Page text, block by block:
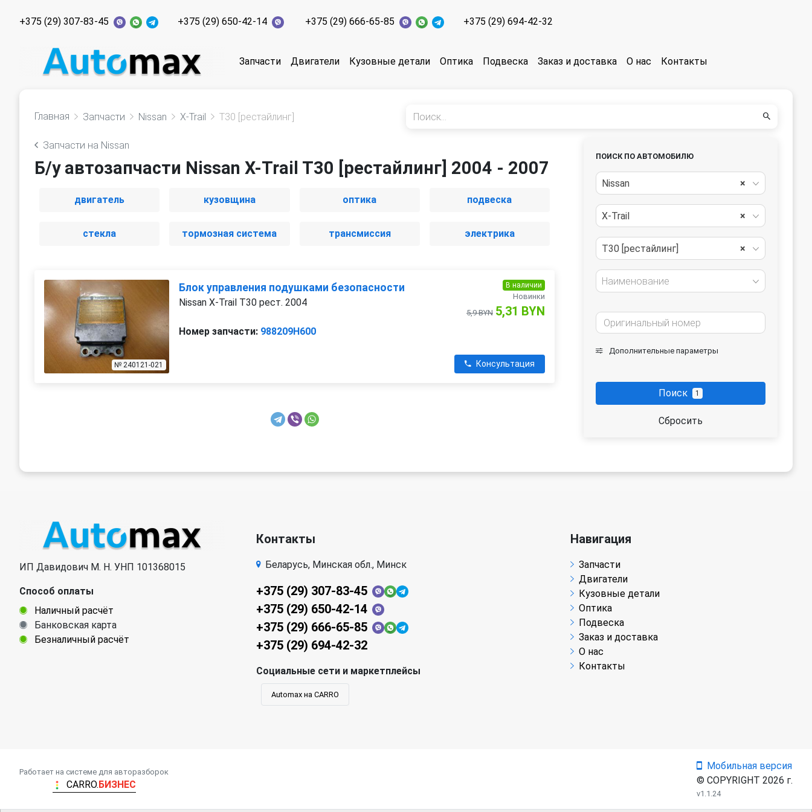
+375 (29) 307-83-45 +375 (29) 650-42-14 +375 (29) 666-65-85 +375 (29) 694-42-32
Запчасти Двигатели Кузовные детали Оптика Подвеска Заказ и доставка О нас Контакты
Главная Запчасти Nissan X-Trail T30 [рестайлинг]
Запчасти на Nissan
Б/у автозапчасти Nissan X-Trail T30 [рестайлинг] 2004 - 2007
двигатель кузовщина оптика подвеска
стекла тормозная система трансмиссия электрика
№ 240121-021
Блок управления подушками безопасности
Nissan X-Trail T30 рест. 2004
Номер запчасти: 988209H600
В наличии
Новинки
5,9 BYN 5,31 BYN
Консультация
ПОИСК ПО АВТОМОБИЛЮ
×
Nissan
×
X-Trail
×
T30 [рестайлинг]
Наименование
Дополнительные параметры
Поиск 1
Сбросить
ИП Давидович М. Н. УНП 101368015
Способ оплаты
Наличный расчёт
Банковская карта
Безналичный расчёт
Контакты
Беларусь, Минская обл., Минск
+375 (29) 307-83-45
+375 (29) 650-42-14
+375 (29) 666-65-85
+375 (29) 694-42-32
Социальные сети и маркетплейсы
Automax на CARRO
Навигация
Запчасти
Двигатели
Кузовные детали
Оптика
Подвеска
Заказ и доставка
О нас
Контакты
Работает на системе для авторазборок
CARRO.БИЗНЕС
Мобильная версия
© COPYRIGHT 2026 г.
v1.1.24